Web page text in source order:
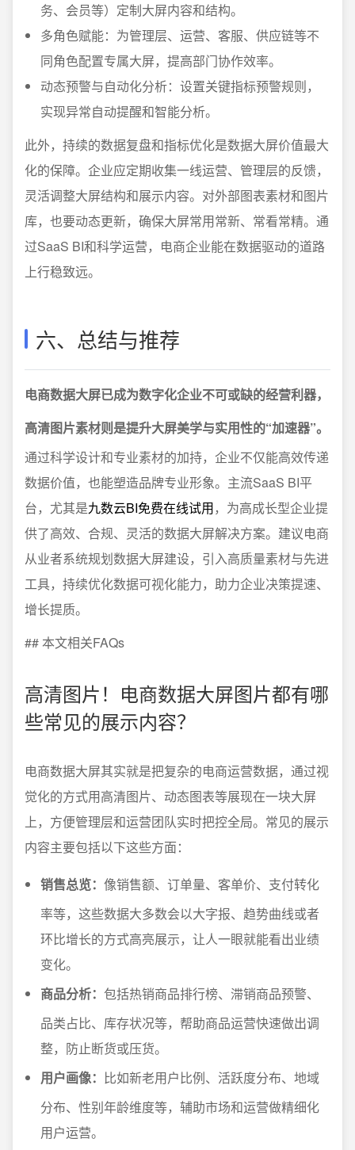
务、会员等）定制大屏内容和结构。
多角色赋能：为管理层、运营、客服、供应链等不
同角色配置专属大屏，提高部门协作效率。
动态预警与自动化分析：设置关键指标预警规则，
实现异常自动提醒和智能分析。
此外，持续的数据复盘和指标优化是数据大屏价值最大
化的保障。企业应定期收集一线运营、管理层的反馈，
灵活调整大屏结构和展示内容。对外部图表素材和图片
库，也要动态更新，确保大屏常用常新、常看常精。通
过SaaS BI和科学运营，电商企业能在数据驱动的道路
上行稳致远。
六、总结与推荐
电商数据大屏已成为数字化企业不可或缺的经营利器，
高清图片素材则是提升大屏美学与实用性的“加速器”。
通过科学设计和专业素材的加持，企业不仅能高效传递
数据价值，也能塑造品牌专业形象。主流SaaS BI平
台，尤其是九数云BI免费在线试用，为高成长型企业提
供了高效、合规、灵活的数据大屏解决方案。建议电商
从业者系统规划数据大屏建设，引入高质量素材与先进
工具，持续优化数据可视化能力，助力企业决策提速、
增长提质。
## 本文相关FAQs
高清图片！电商数据大屏图片都有哪
些常见的展示内容？
电商数据大屏其实就是把复杂的电商运营数据，通过视
觉化的方式用高清图片、动态图表等展现在一块大屏
上，方便管理层和运营团队实时把控全局。常见的展示
内容主要包括以下这些方面：
销售总览： 像销售额、订单量、客单价、支付转化
率等，这些数据大多数会以大字报、趋势曲线或者
环比增长的方式高亮展示，让人一眼就能看出业绩
变化。
商品分析： 包括热销商品排行榜、滞销商品预警、
品类占比、库存状况等，帮助商品运营快速做出调
整，防止断货或压货。
用户画像： 比如新老用户比例、活跃度分布、地域
分布、性别年龄维度等，辅助市场和运营做精细化
用户运营。